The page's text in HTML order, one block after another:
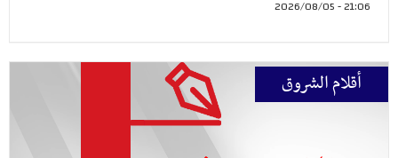
21:06 - 2026/08/05
أقلام الشروق